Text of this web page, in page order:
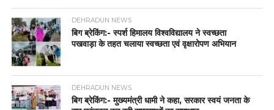
DEHRADUN NEWS
बिग ब्रेकिंग:- स्पर्श हिमालय विश्वविद्यालय ने स्वच्छता
पखवाड़ा के तहत चलाया स्वच्छता एवं वृक्षारोपण अभियान
DEHRADUN NEWS
बिग ब्रेकिंग:- मुख्यमंत्री धामी ने कहा, सरकार स्वयं जनता के